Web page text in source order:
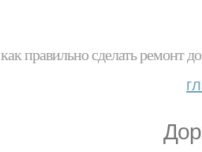
как правильно сделать ремонт